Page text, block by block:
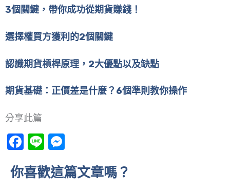
3個關鍵，帶你成功從期貨賺錢！
選擇權買方獲利的2個關鍵
認識期貨槓桿原理，2大優點以及缺點
期貨基礎：正價差是什麼？6個準則教你操作
分享此篇
Facebook
Line
你喜歡這篇文章嗎？